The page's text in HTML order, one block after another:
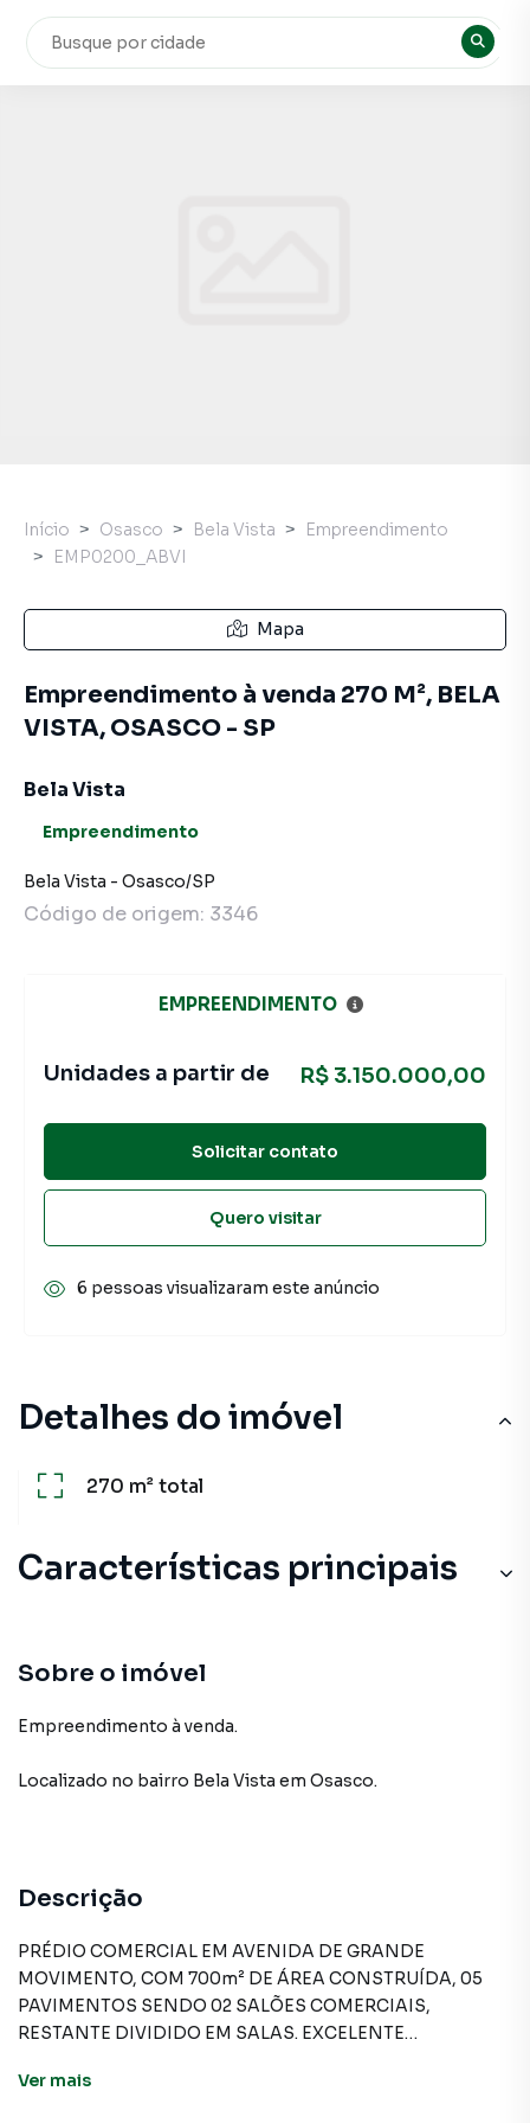
Detalhes do imóvel
270 m²total
Características principais
Sobre o imóvel
Empreendimento à venda.
Localizado no bairro Bela Vista em Osasco.
Descrição
PRÉDIO COMERCIAL EM AVENIDA DE GRANDE
MOVIMENTO, COM 700m² DE ÁREA CONSTRUÍDA, 05
PAVIMENTOS SENDO 02 SALÕES COMERCIAIS,
RESTANTE DIVIDIDO EM SALAS. EXCELENTE
GERAL.
Ver mais
Início Osasco Bela Vista
Empreendimento
EMP0200_ABVI
Mapa
Empreendimento à venda 270 M², BELA
VISTA, OSASCO - SP
Bela Vista
Empreendimento
Bela Vista - Osasco/SP
Código de origem: 3346
EMPREENDIMENTO
Unidades a partir de R$ 3.150.000,00
Solicitar contato
Quero visitar
6 pessoas visualizaram este anúncio